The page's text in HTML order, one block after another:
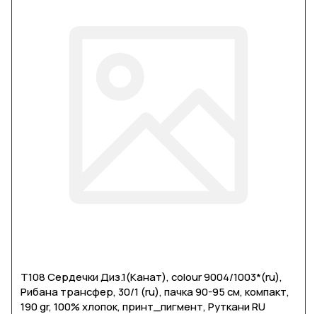
Т108 Сердечки Диз.1(Канат), colour 9004/1003*(ru),
Рибана трансфер, 30/1 (ru), пачка 90-95 см, компакт,
190 gr, 100% хлопок, принт_пигмент, Руткани RU